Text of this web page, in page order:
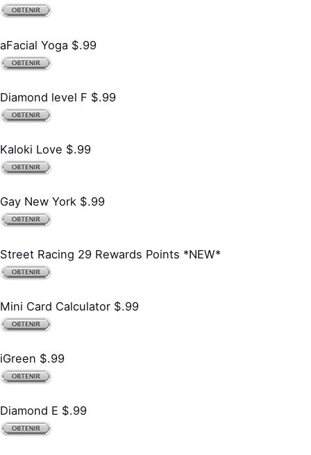
aFacial Yoga $.99
Diamond level F $.99
Kaloki Love $.99
Gay New York $.99
Street Racing 29 Rewards Points *NEW*
Mini Card Calculator $.99
iGreen $.99
Diamond E $.99